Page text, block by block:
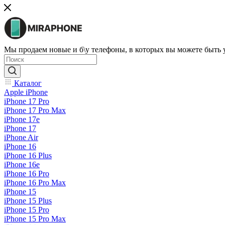
Мы продаем новые и б\у телефоны, в которых вы можете быть
Каталог
Apple iPhone
iPhone 17 Pro
iPhone 17 Pro Max
iPhone 17e
iPhone 17
iPhone Air
iPhone 16
iPhone 16 Plus
iPhone 16e
iPhone 16 Pro
iPhone 16 Pro Max
iPhone 15
iPhone 15 Plus
iPhone 15 Pro
iPhone 15 Pro Max